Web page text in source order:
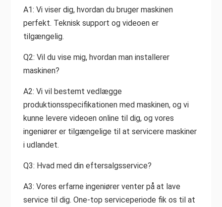
A1: Vi viser dig, hvordan du bruger maskinen
perfekt. Teknisk support og videoen er
tilgængelig.
Q2: Vil du vise mig, hvordan man installerer
maskinen?
A2: Vi vil bestemt vedlægge
produktionsspecifikationen med maskinen, og vi
kunne levere videoen online til dig, og vores
ingeniører er tilgængelige til at servicere maskiner
i udlandet.
Q3: Hvad med din eftersalgsservice?
A3: Vores erfarne ingeniører venter på at lave
service til dig. One-top serviceperiode fik os til at